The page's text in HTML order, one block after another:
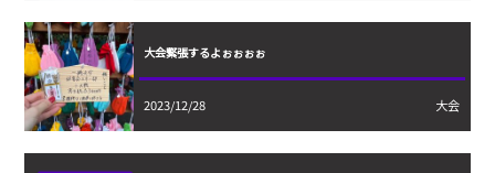
大会緊張するよぉぉぉぉ
2023/12/28 大会